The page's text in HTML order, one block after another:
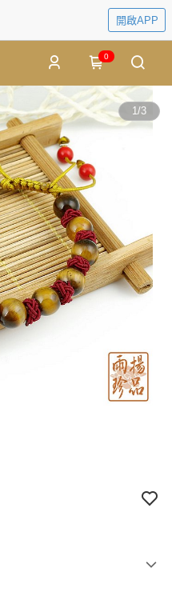
開啟APP
0
1/3